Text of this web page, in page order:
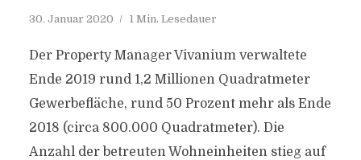
30. Januar 2020 1 Min. Lesedauer
Der Property Manager Vivanium verwaltete
Ende 2019 rund 1,2 Millionen Quadratmeter
Gewerbefläche, rund 50 Prozent mehr als Ende
2018 (circa 800.000 Quadratmeter). Die
Anzahl der betreuten Wohneinheiten stieg auf